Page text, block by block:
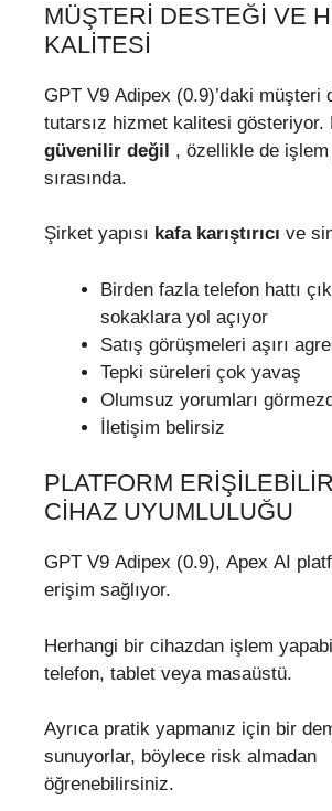
MÜŞTERI DESTEĞI VE
KALITESI
GPT V9 Adipex (0.9)’daki müşteri
tutarsız hizmet kalitesi gösteriyor.
güvenilir değil , özellikle de
sırasında.
Şirket yapısı kafa karıştırıcı ve
Birden fazla telefon hattı
sokaklara yol açıyor
Satış görüşmeleri aşırı
Tepki süreleri çok yavaş
Olumsuz yorumları
İletişim belirsiz
PLATFORM
CIHAZ UYUMLULUĞU
GPT V9 Adipex (0.9), Apex AI
erişim sağlıyor.
Herhangi bir cihazdan işlem
telefon, tablet veya masaüstü.
Ayrıca pratik yapmanız için bir
sunuyorlar, böylece risk almadan
öğrenebilirsiniz.